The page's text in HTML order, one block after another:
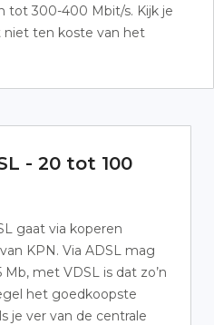
tot 300-400 Mbit/s. Kijk je
niet ten koste van het
- 20 tot 100
gaat via koperen
KPN. Via ADSL mag
Mb, met VDSL is dat zo’n
het goedkoopste
je ver van de centrale